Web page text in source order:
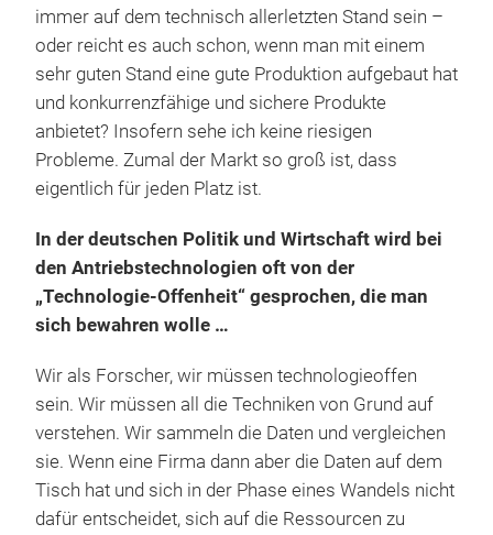
immer auf dem technisch allerletzten Stand sein –
oder reicht es auch schon, wenn man mit einem
sehr guten Stand eine gute Produktion aufgebaut hat
und konkurrenzfähige und sichere Produkte
anbietet? Insofern sehe ich keine riesigen
Probleme. Zumal der Markt so groß ist, dass
eigentlich für jeden Platz ist.
In der deutschen Politik und Wirtschaft wird bei
den Antriebstechnologien oft von der
„Technologie-Offenheit“ gesprochen, die man
sich bewahren wolle …
Wir als Forscher, wir müssen technologieoffen
sein. Wir müssen all die Techniken von Grund auf
verstehen. Wir sammeln die Daten und vergleichen
sie. Wenn eine Firma dann aber die Daten auf dem
Tisch hat und sich in der Phase eines Wandels nicht
dafür entscheidet, sich auf die Ressourcen zu